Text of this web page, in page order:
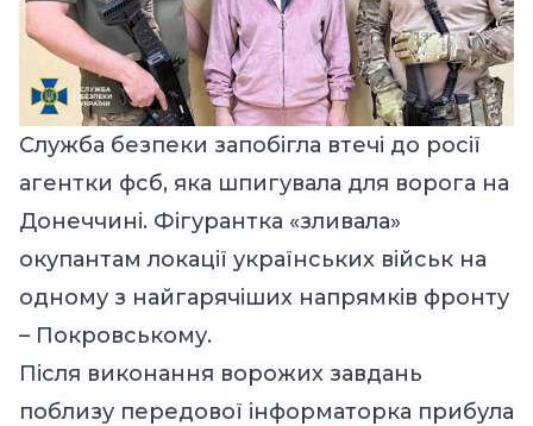
Служба безпеки запобігла втечі до росії
агентки фсб, яка шпигувала для ворога на
Донеччині. Фігурантка «зливала»
окупантам локації українських військ на
одному з найгарячіших напрямків фронту
– Покровському.
Після виконання ворожих завдань
поблизу передової інформаторка прибула